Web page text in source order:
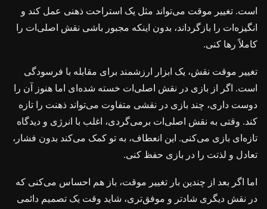
است. تغییر موقت می‌تواند مثل یک استراحت ذهنی عمل کند و
انگیزه‌ات را بازگرداند، بدون اینکه مجبور باشی نقش اصلی‌ات را
کاملاً رها کنی.
تغییر موقت نقش، یک ابزار ارزشمند برای مقابله با فرسودگی
است. اگر از بازی در نقش اصلی‌ات خسته شده‌ای اما هنوز آن را
دوست داری، چند بازی در نقشی متفاوت می‌تواند ذهنت را تازه
کند. وقتی به نقش اصلی‌ات برمی‌گردی، اغلب با انرژی و دیدگاه
تازه‌ای بازی می‌کنی. این انعطاف، به تو کمک می‌کند بدون فشار،
تعادل و لذتت را در بازی حفظ کنی.
اما اگر بعد از چندین بار تغییر موقت، باز هم احساس می‌کنی که
در نقش دیگری شادتر و موفق‌تری، شاید وقت یک تصمیم دائمی